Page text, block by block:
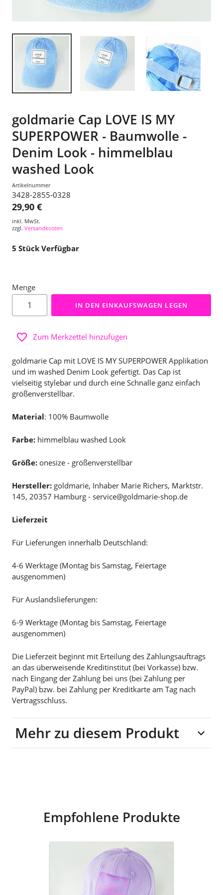
goldmarie Cap LOVE IS MY
SUPERPOWER - Baumwolle -
Denim Look - himmelblau
washed Look
Artikelnummer
3428-2855-0328
29,90 €
inkl. MwSt.
zzgl. Versandkosten
5 Stück Verfügbar
Menge
IN DEN EINKAUFSWAGEN LEGEN
Zum Merkzettel hinzufügen
goldmarie Cap mit LOVE IS MY SUPERPOWER Applikation
und im washed Denim Look gefertigt. Das Cap ist
vielseitig stylebar und durch eine Schnalle ganz einfach
größenverstellbar.
Material: 100% Baumwolle
Farbe: himmelblau washed Look
Größe: onesize - größenverstellbar
Hersteller: goldmarie, Inhaber Marie Richers, Marktstr.
145, 20357 Hamburg - service@goldmarie-shop.de
Lieferzeit
Für Lieferungen innerhalb Deutschland:
4-6 Werktage (Montag bis Samstag, Feiertage
ausgenommen)
Für Auslandslieferungen:
6-9 Werktage (Montag bis Samstag, Feiertage
ausgenommen)
Die Lieferzeit beginnt mit Erteilung des Zahlungsauftrags
an das überweisende Kreditinstitut (bei Vorkasse) bzw.
nach Eingang der Zahlung bei uns (bei Zahlung per
PayPal) bzw. bei Zahlung per Kreditkarte am Tag nach
Vertragsschluss.
Mehr zu diesem Produkt
Empfohlene Produkte